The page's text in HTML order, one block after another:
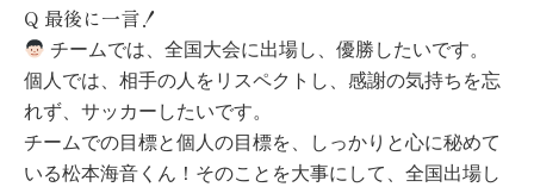
Q 最後に一言！
チームでは、全国大会に出場し、優勝したいです。
個人では、相手の人をリスペクトし、感謝の気持ちを忘
れず、サッカーしたいです。
チームでの目標と個人の目標を、しっかりと心に秘めて
いる松本海音くん！そのことを大事にして、全国出場し